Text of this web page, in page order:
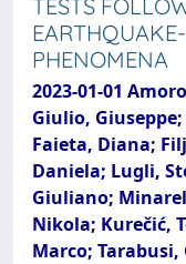
TESTS
PHENOMENA
2023-01-01
Giulio,
Faieta, Diana;
Daniela; Lugli,
Giuliano;
Nikola; Kurečić,
Marco;